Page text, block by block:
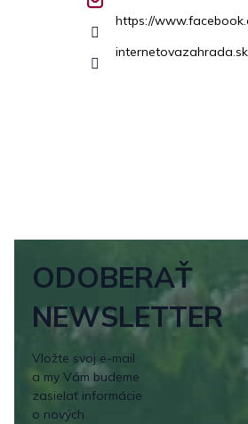
https://
internetovazahrada.sk
ODOBERAŤ
NEWSLETTER
Vložte svoj e-mail
a my Vám budeme
zasielať informácie
o nových